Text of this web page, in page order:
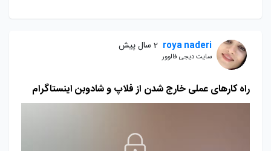
roya naderi 2 سال پیش
سایت دیجی فالوور
راه کارهای عملی خارج شدن از فلاپ و شادوبن اینستاگرام